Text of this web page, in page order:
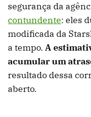
segurança da
contundente: eles
modificada da
a tempo. A
acumular um
resultado dessa
aberto.